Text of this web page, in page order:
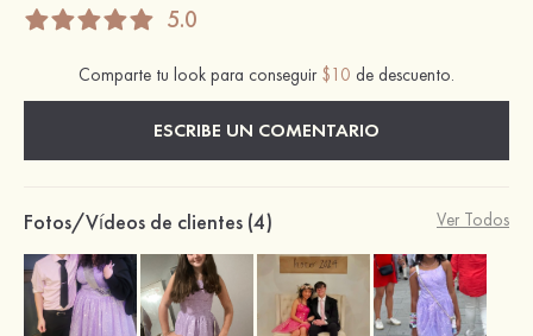
5.0
Comparte tu look para conseguir $10 de descuento.
ESCRIBE UN COMENTARIO
Fotos/Vídeos de clientes (4) Ver Todos